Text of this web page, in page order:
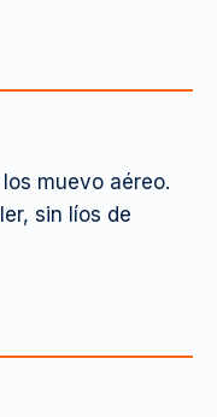
muevo aéreo.
sin líos de